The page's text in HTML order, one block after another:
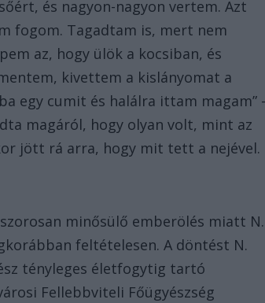
és nagyon-nagyon vertem. Azt
fogom. Tagadtam is, mert nem
az, hogy ülök a kocsiban, és
kivettem a kislányomat a
egy cumit és halálra ittam magam”
magáról, hogy olyan volt, mint az
jött rá arra, hogy mit tett a nejével.
minősülő emberölés miatt N.
feltételesen. A döntést N.
tényleges életfogytig tartó
Fellebbviteli Főügyészség